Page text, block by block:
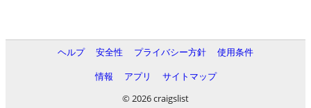
ヘルプ 安全性 プライバシー方針
使用条件
情報
アプリ
サイトマップ
© 2026 craigslist